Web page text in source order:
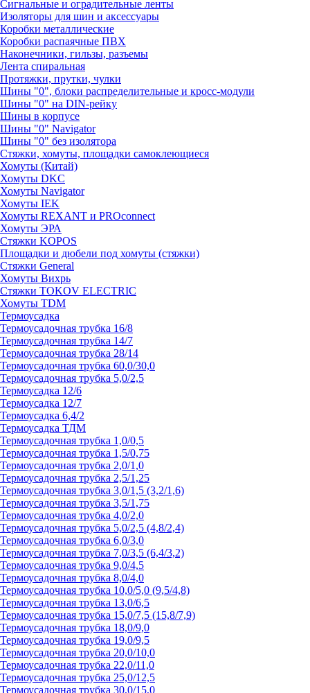
Сигнальные и оградительные ленты
Изоляторы для шин и аксессуары
Коробки металлические
Коробки распаячные ПВХ
Наконечники, гильзы, разъемы
Лента спиральная
Протяжки, прутки, чулки
Шины "0", блоки распределительные и кросс-модули
Шины "0" на DIN-рейку
Шины в корпусе
Шины "0" Navigator
Шины "0" без изолятора
Стяжки, хомуты, площадки самоклеющиеся
Хомуты (Китай)
Хомуты DKC
Хомуты Navigator
Хомуты IEK
Хомуты REXANT и PROconnect
Хомуты ЭРА
Стяжки KOPOS
Площадки и дюбели под хомуты (стяжки)
Стяжки General
Хомуты Вихрь
Стяжки TOKOV ELECTRIC
Хомуты TDM
Термоусадка
Термоусадочная трубка 16/8
Термоусадочная трубка 14/7
Термоусадочная трубка 28/14
Термоусадочная трубка 60,0/30,0
Термоусадочная трубка 5,0/2,5
Термоусадка 12/6
Термоусадка 12/7
Термоусадка 6,4/2
Термоусадка ТДМ
Термоусадочная трубка 1,0/0,5
Термоусадочная трубка 1,5/0,75
Термоусадочная трубка 2,0/1,0
Термоусадочная трубка 2,5/1,25
Термоусадочная трубка 3,0/1,5 (3,2/1,6)
Термоусадочная трубка 3,5/1,75
Термоусадочная трубка 4,0/2,0
Термоусадочная трубка 5,0/2,5 (4,8/2,4)
Термоусадочная трубка 6,0/3,0
Термоусадочная трубка 7,0/3,5 (6,4/3,2)
Термоусадочная трубка 9,0/4,5
Термоусадочная трубка 8,0/4,0
Термоусадочная трубка 10,0/5,0 (9,5/4,8)
Термоусадочная трубка 13,0/6,5
Термоусадочная трубка 15,0/7,5 (15,8/7,9)
Термоусадочная трубка 18,0/9,0
Термоусадочная трубка 19,0/9,5
Термоусадочная трубка 20,0/10,0
Термоусадочная трубка 22,0/11,0
Термоусадочная трубка 25,0/12,5
Термоусадочная трубка 30,0/15,0